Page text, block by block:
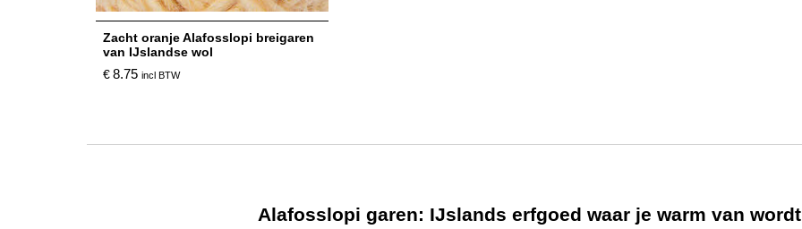
Zacht oranje Alafosslopi breigaren
van IJslandse wol
€8.75 incl BTW
Alafosslopi garen: IJslands erfgoed waar je warm van wordt